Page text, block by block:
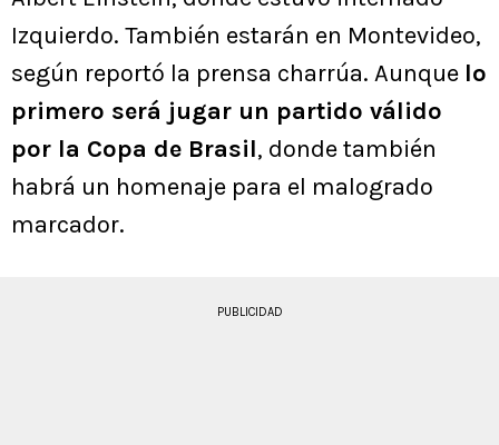
Izquierdo. También estarán en Montevideo,
según reportó la prensa charrúa. Aunque lo
primero será jugar un partido válido
por la Copa de Brasil, donde también
habrá un homenaje para el malogrado
marcador.
PUBLICIDAD